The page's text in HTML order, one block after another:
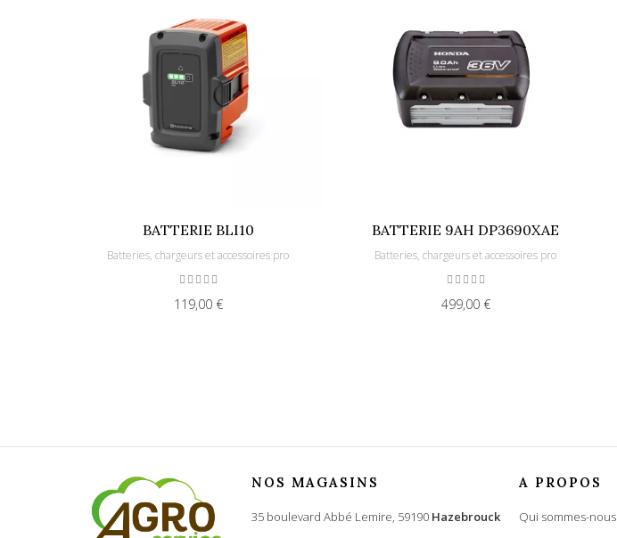
BATTERIE BLI10
Batteries, chargeurs et accessoires pro
119,00 €
BATTERIE 9AH DP3690XAE
Batteries, chargeurs et accessoires pro
499,00 €
NOS MAGASINS
35 boulevard Abbé Lemire, 59190 Hazebrouck
A PROPOS
Qui sommes-nous